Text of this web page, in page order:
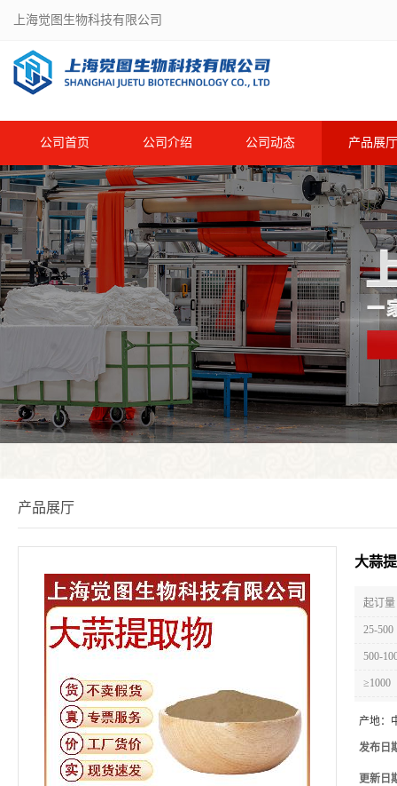
上海觉图生物科技有限公司
公司首页 公司介绍 公司动态 产品展厅
产品展厅
大蒜
起订
25-500
500-
≥1000
产地：
发布日
更新日